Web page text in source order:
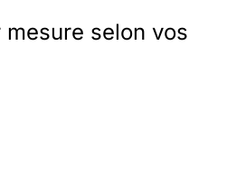
mesure selon vos